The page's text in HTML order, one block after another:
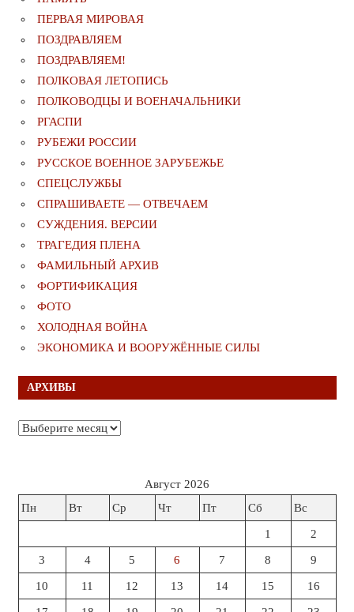
ПЕРВАЯ МИРОВАЯ
ПОЗДРАВЛЯЕМ
ПОЗДРАВЛЯЕМ!
ПОЛКОВАЯ ЛЕТОПИСЬ
ПОЛКОВОДЦЫ И ВОЕНАЧАЛЬНИКИ
РГАСПИ
РУБЕЖИ РОССИИ
РУССКОЕ ВОЕННОЕ ЗАРУБЕЖЬЕ
СПЕЦСЛУЖБЫ
СПРАШИВАЕТЕ — ОТВЕЧАЕМ
СУЖДЕНИЯ. ВЕРСИИ
ТРАГЕДИЯ ПЛЕНА
ФАМИЛЬНЫЙ АРХИВ
ФОРТИФИКАЦИЯ
ФОТО
ХОЛОДНАЯ ВОЙНА
ЭКОНОМИКА И ВООРУЖЁННЫЕ СИЛЫ
АРХИВЫ
Архивы
Август 2026
Пн
Вт Ср Чт Пт Сб Вс
1 2
3 4 5 6 7 8 9
10 11 12 13 14 15 16